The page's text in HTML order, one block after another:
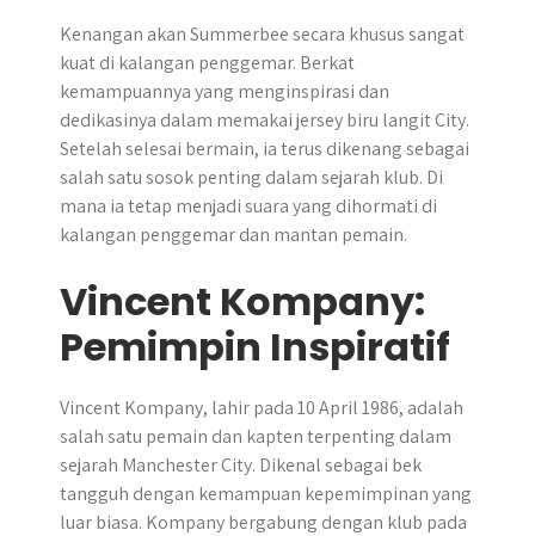
Kenangan akan Summerbee secara khusus sangat
kuat di kalangan penggemar. Berkat
kemampuannya yang menginspirasi dan
dedikasinya dalam memakai jersey biru langit City.
Setelah selesai bermain, ia terus dikenang sebagai
salah satu sosok penting dalam sejarah klub. Di
mana ia tetap menjadi suara yang dihormati di
kalangan penggemar dan mantan pemain.
Vincent Kompany:
Pemimpin Inspiratif
Vincent Kompany, lahir pada 10 April 1986, adalah
salah satu pemain dan kapten terpenting dalam
sejarah Manchester City. Dikenal sebagai bek
tangguh dengan kemampuan kepemimpinan yang
luar biasa. Kompany bergabung dengan klub pada